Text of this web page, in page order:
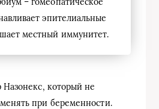
эпителиальные
местный иммунитет.
Назонекс, который не
при беременности.